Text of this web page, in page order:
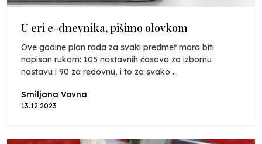
U eri e-dnevnika, pišimo olovkom
Ove godine plan rada za svaki predmet mora biti
napisan rukom: 105 nastavnih časova za izbornu
nastavu i 90 za redovnu, i to za svako ...
Smiljana Vovna
13.12.2023